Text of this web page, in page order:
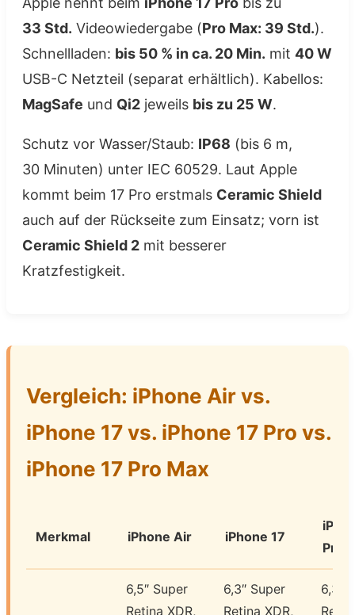
33 Std. Videowiedergabe (Pro Max: 39 Std.).
Schnellladen: bis 50 % in ca. 20 Min. mit 40 W
USB-C Netzteil (separat erhältlich). Kabellos:
MagSafe und Qi2 jeweils bis zu 25 W.
Schutz vor Wasser/Staub: IP68 (bis 6 m,
30 Minuten) unter IEC 60529. Laut Apple
kommt beim 17 Pro erstmals Ceramic Shield
auch auf der Rückseite zum Einsatz; vorn ist
Ceramic Shield 2 mit besserer
Kratzfestigkeit.
Vergleich: iPhone Air vs.
iPhone 17 vs. iPhone 17 Pro vs.
iPhone 17 Pro Max
Merkmal iPhone Air iPhone 17
Pro
6,5″ Super
Retina XDR,
6,3″ Super
Retina XDR,
6,3″